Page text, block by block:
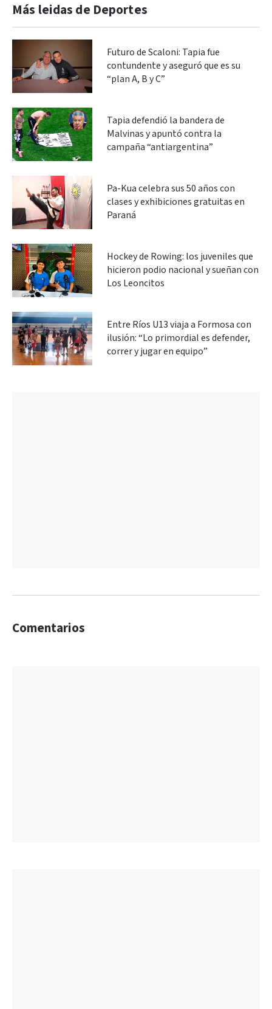
Más leidas de Deportes
Futuro de Scaloni: Tapia fue
contundente y aseguró que es su
“plan A, B y C”
Tapia defendió la bandera de
Malvinas y apuntó contra la
campaña “antiargentina”
Pa-Kua celebra sus 50 años con
clases y exhibiciones gratuitas en
Paraná
Hockey de Rowing: los juveniles que
hicieron podio nacional y sueñan con
Los Leoncitos
Entre Ríos U13 viaja a Formosa con
ilusión: “Lo primordial es defender,
correr y jugar en equipo”
Comentarios